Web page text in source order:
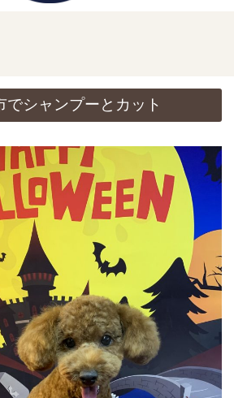
でシャンプーとカット